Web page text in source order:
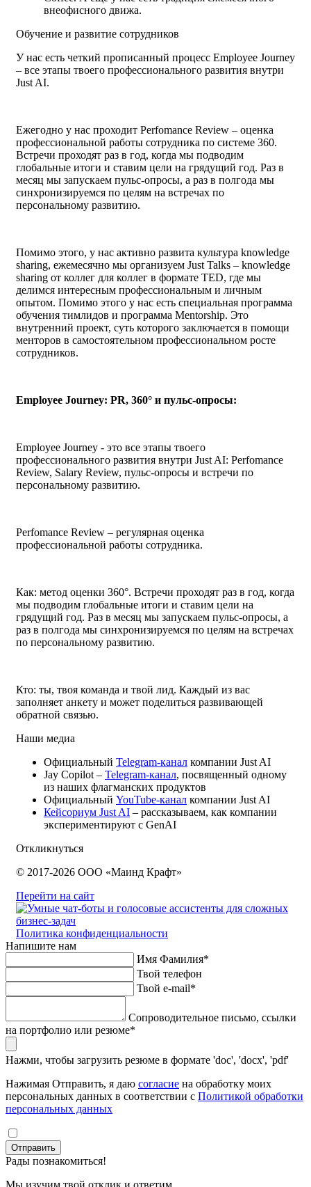
внеофисного движа.
Обучение и развитие сотрудников
У нас есть четкий прописанный процесс Employee Journey
– все этапы твоего профессионального развития внутри
Just AI.
Ежегодно у нас проходит Perfomance Review – оценка
профессиональной работы сотрудника по системе 360.
Встречи проходят раз в год, когда мы подводим
глобальные итоги и ставим цели на грядущий год. Раз в
месяц мы запускаем пульс-опросы, а раз в полгода мы
синхронизируемся по целям на встречах по
персональному развитию.
Помимо этого, у нас активно развита культура knowledge
sharing, ежемесячно мы организуем Just Talks – knowledge
sharing от коллег для коллег в формате TED, где мы
делимся интересным профессиональным и личным
опытом. Помимо этого у нас есть специальная программа
обучения тимлидов и программа Mentorship. Это
внутренний проект, суть которого заключается в помощи
менторов в самостоятельном профессиональном росте
сотрудников.
Employee Journey: PR, 360° и пульс-опросы:
Employee Journey - это все этапы твоего
профессионального развития внутри Just AI: Perfomance
Review, Salary Review, пульс-опросы и встречи по
персональному развитию.
Perfomance Review – регулярная оценка
профессиональной работы сотрудника.
Как: метод оценки 360°. Встречи проходят раз в год, когда
мы подводим глобальные итоги и ставим цели на
грядущий год. Раз в месяц мы запускаем пульс-опросы, а
раз в полгода мы синхронизируемся по целям на встречах
по персональному развитию.
Кто: ты, твоя команда и твой лид. Каждый из вас
заполняет анкету и может поделиться развивающей
обратной связью.
Наши медиа
Официальный Telegram-канал компании Just AI
Jay Copilot – Telegram-канал, посвященный одному
из наших флагманских продуктов
Официальный YouTube-канал компании Just AI
Кейсориум Just AI – рассказываем, как компании
экспериментируют с GenAI
Откликнуться
© 2017-2026 ООО «Маинд Крафт»
Перейти на сайт
Политика конфиденциальности
Напишите нам
Имя Фамилия*
Твой телефон
Твой e-mail*
Сопроводительное письмо, ссылки
на портфолио или резюме*
Нажми, чтобы загрузить резюме в формате 'doc', 'docx', 'pdf'
Нажимая Отправить, я даю согласие на обработку моих
персональных данных в соответствии с Политикой обработки
персональных данных
Отправить
Рады познакомиться!
Мы изучим твой отклик и ответим